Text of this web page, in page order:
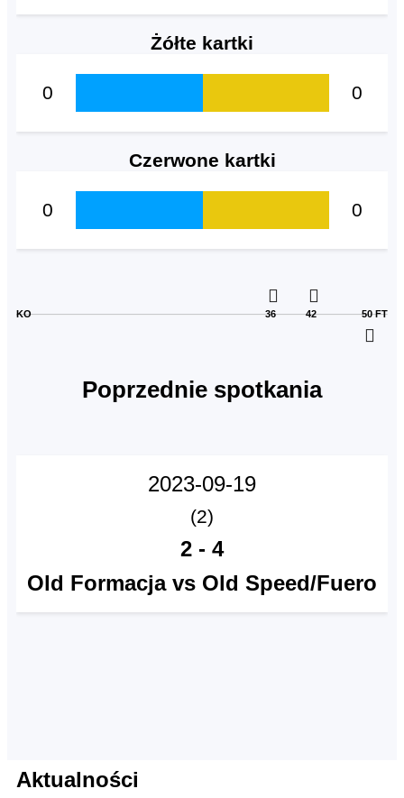
Żółte kartki
0 0
Czerwone kartki
0 0
KO 36 42 50 FT
Poprzednie spotkania
2023-09-19
(2)
2 - 4
Old Formacja vs Old Speed/Fuero
Aktualności